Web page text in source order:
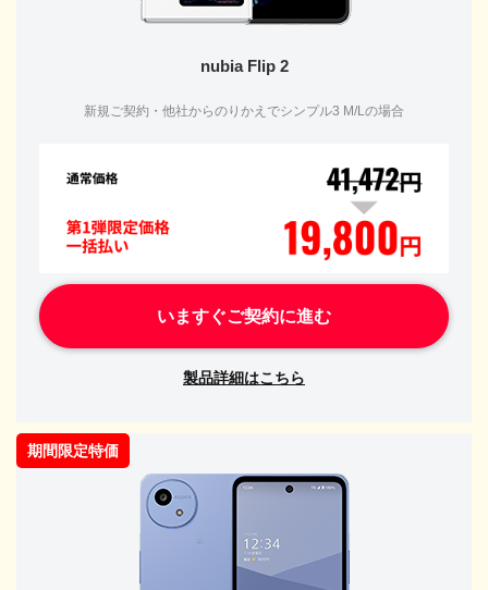
nubia Flip 2
新規ご契約・他社からのりかえでシンプル3 M/Lの場合
いますぐご契約に進む
製品詳細はこちら
期間限定特価